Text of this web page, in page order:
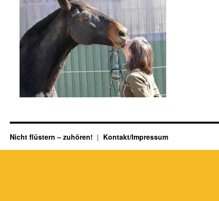
Nicht flüstern – zuhören! Kontakt/Impressum